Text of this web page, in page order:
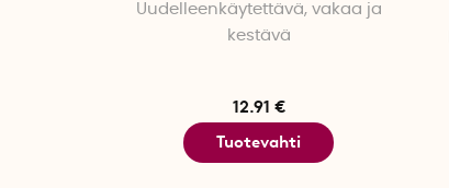
Uudelleenkäytettävä, vakaa ja
kestävä
12.91 €
Tuotevahti